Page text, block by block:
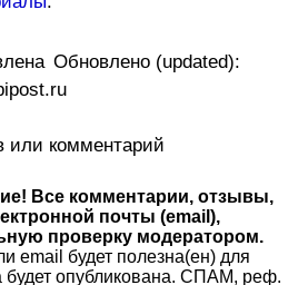
Обновлено (updated):
Все комментарии, отзывы,
почты (email),
проверку модератором.
email будет полезна(ен) для
будет опубликована. СПАМ, реф.